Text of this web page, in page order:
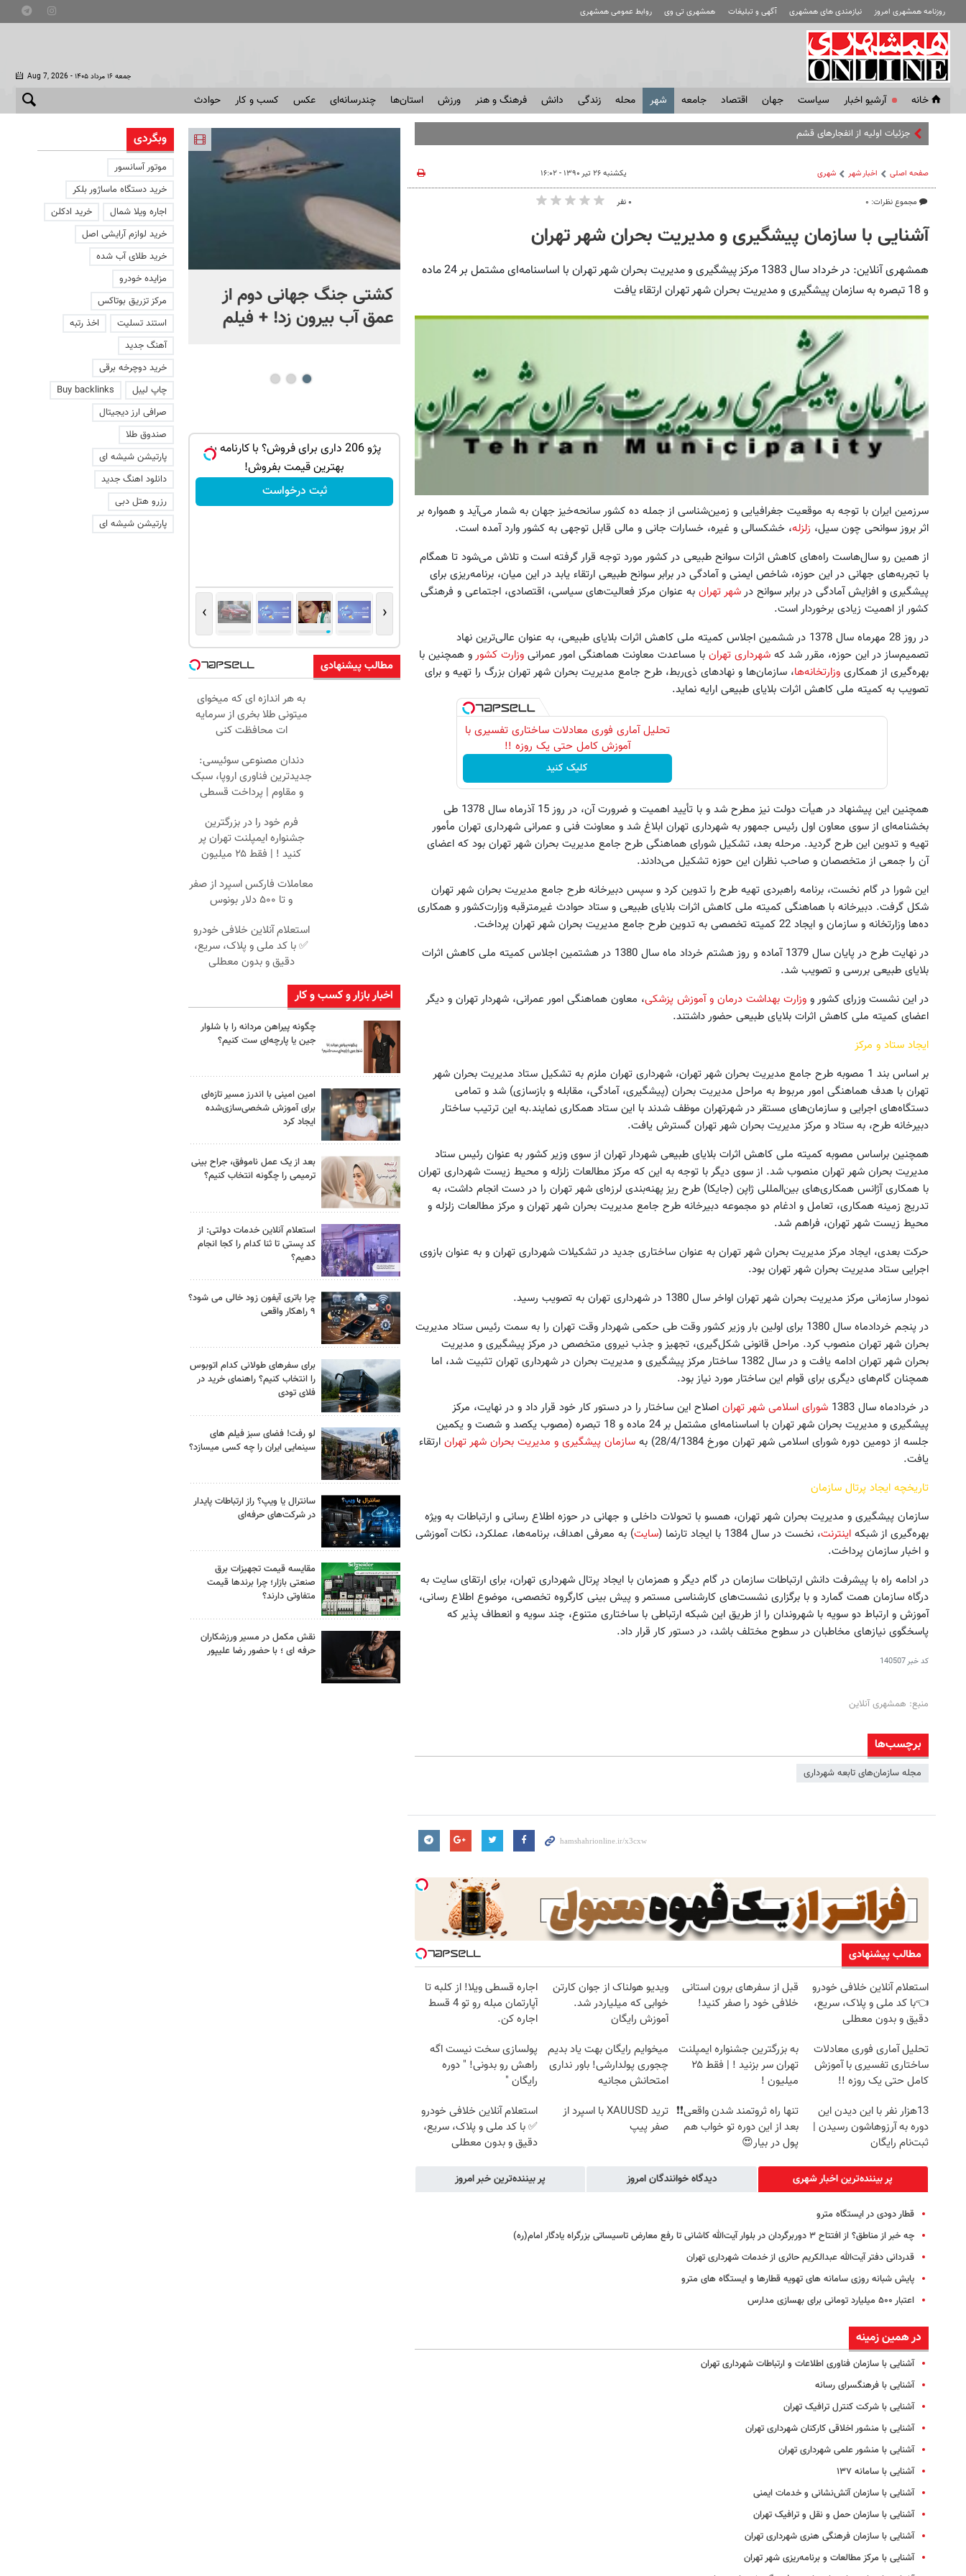
روزنامه همشهری امروز نیازمندی های همشهری آگهی و تبلیغات همشهری تی وی روابط عمومی همشهری
Aug 7, 2026 - جمعه ۱۶ مرداد ۱۴۰۵
خانه آرشیو اخبار سياست جهان اقتصاد جامعه شهر محله زندگی دانش فرهنگ و هنر ورزش استان‌ها چندرسانه‌ای عکس کسب و کار حوادث
جزئیات اولیه از انفجارهای قشم
صفحه اصلی اخبار شهر شهری
مجموع نظرات: ۰
یکشنبه ۲۶ تیر ۱۳۹۰ - ۱۶:۰۲
۰ نفر
آشنایی با سازمان پیشگیری و مدیریت بحران شهر تهران
همشهری آنلاین: در خرداد سال 1383 مرکز پیشگیری و مدیریت بحران شهر تهران با اساسنامه‌ای مشتمل بر 24 ماده
و 18 تبصره به سازمان پیشگیری و مدیریت بحران شهر تهران ارتقاء یافت
سرزمین ایران با توجه به موقعیت جغرافیایی و زمین‌شناسی از جمله ده کشور سانحه‌خیز جهان به شمار می‌آید و همواره بر
اثر بروز سوانحی چون سیل، زلزله، خشکسالی و غیره، خسارات جانی و مالی قابل توجهی به کشور وارد آمده است.
از همین رو سال‌هاست راه‌های کاهش اثرات سوانح طبیعی در کشور مورد توجه قرار گرفته است و تلاش می‌شود تا همگام
با تجربه‌های جهانی در این حوزه، شاخص ایمنی و آمادگی در برابر سوانح طبیعی ارتقاء یابد در این میان، برنامه‌ریزی برای
پیشگیری و افزایش آمادگی در برابر سوانح در شهر تهران به عنوان مرکز فعالیت‌های سیاسی، اقتصادی، اجتماعی و فرهنگی
کشور از اهمیت زیادی برخوردار است.
در روز 28 مهرماه سال 1378 در ششمین اجلاس کمیته ملی کاهش اثرات بلایای طبیعی، به عنوان عالی‌ترین نهاد
تصمیم‌ساز در این حوزه، مقرر شد که شهرداری تهران با مساعدت معاونت هماهنگی امور عمرانی وزارت کشور و همچنین با
بهر‌ه‌گیری از همکاری وزارتخانه‌ها، سازمان‌ها و نهادهای ذی‌ربط، طرح جامع مدیریت بحران شهر تهران بزرگ را تهیه و برای
تصویب به کمیته ملی کاهش اثرات بلایای طبیعی ارایه نماید.
تحلیل آماری فوری معادلات ساختاری تفسیری با
آموزش کامل حتی یک روزه !!
کلیک کنید
همچنین این پیشنهاد در هیأت دولت نیز مطرح شد و با تأیید اهمیت و ضرورت آن، در روز 15 آذرماه سال 1378 طی
بخشنامه‌ای از سوی معاون اول رئیس جمهور به شهرداری تهران ابلاغ شد و معاونت فنی و عمرانی شهرداری تهران مأمور
تهیه و تدوین این طرح گردید. مرحله بعد، تشکیل شورای هماهنگی طرح جامع مدیریت بحران شهر تهران بود که اعضای
آن را جمعی از متخصصان و صاحب نظران این حوزه تشکیل می‌دادند.
این شورا در گام نخست، برنامه راهبردی تهیه طرح را تدوین کرد و سپس دبیرخانه طرح جامع مدیریت بحران شهر تهران
شکل گرفت. دبیرخانه با هماهنگی کمیته ملی کاهش اثرات بلایای طبیعی و ستاد حوادث غیر‌مترقبه وزارت‌کشور و همکاری
ده‌ها وزارتخانه و سازمان و ایجاد 22 کمیته تخصصی به تدوین طرح جامع مدیریت بحران شهر تهران پرداخت.
در نهایت طرح در پایان سال 1379 آماده و روز هشتم خرداد ماه سال 1380 در هشتمین اجلاس کمیته ملی کاهش اثرات
بلایای طبیعی بررسی و تصویب شد.
در این نشست وزرای کشور و وزارت بهداشت درمان و آموزش پزشکی، معاون هماهنگی امور عمرانی، شهردار تهران و دیگر
اعضای کمیته ملی کاهش اثرات بلایای طبیعی حضور داشتند.
ایجاد ستاد و مرکز
بر اساس بند 1 مصوبه طرح جامع مدیریت بحران شهر تهران، شهرداری تهران ملزم به تشکیل ستاد مدیریت بحران شهر
تهران با هدف هماهنگی امور مربوط به مراحل مدیریت بحران (پیشگیری، آمادگی،‌ مقابله و بازسازی) شد و تمامی
دستگاه‌های اجرایی و سازمان‌های مستقر در شهرتهران موظف شدند با این ستاد همکاری نمایند.به این ترتیب ساختار
دبیرخانه طرح، به ستاد و مرکز مدیریت بحران شهر تهران گسترش یافت.
همچنین براساس مصوبه کمیته ملی کاهش اثرات بلایای طبیعی شهردار تهران از سوی وزیر کشور به عنوان رئیس ستاد
مدیریت بحران شهر تهران منصوب شد. از سوی دیگر با توجه به این که مرکز مطالعات زلزله و محیط زیست شهرداری تهران
با همکاری آژانس همکاری‌های بین‌المللی ژاپن (جایکا) طرح ریز پهنه‌بندی لرزه‌ای شهر تهران را در دست انجام داشت، به
تدریج زمینه همکاری، تعامل و ادغام دو مجموعه دبیرخانه طرح جامع مدیریت بحران شهر تهران و مرکز مطالعات زلزله و
محیط زیست شهر تهران، فراهم شد.
حرکت بعدی، ایجاد مرکز مدیریت بحران شهر تهران به عنوان ساختاری جدید در تشکیلات شهرداری تهران و به عنوان بازوی
اجرایی ستاد مدیریت بحران شهر تهران بود.
نمودار سازمانی مرکز مدیریت بحران شهر تهران اواخر سال 1380 در شهرداری تهران به تصویب رسید.
در پنجم خردادماه سال 1380 برای اولین بار وزیر کشور وقت طی حکمی شهردار وقت تهران را به سمت رئیس ستاد مدیریت
بحران شهر تهران منصوب کرد. مراحل قانونی شکل‌گیری، تجهیز و جذب نیروی متخصص در مرکز پیشگیری و مدیریت
بحران شهر تهران ادامه یافت و در سال 1382 ساختار مرکز پیشگیری و مدیریت بحران در شهرداری تهران تثبیت شد، اما
همچنان گام‌های دیگری برای قوام این ساختار مورد نیاز بود.
در خردادماه سال 1383
شورای اسلامی شهر تهران اصلاح این ساختار را در دستور کار خود قرار داد و در نهایت، مرکز
پیشگیری و مدیریت بحران شهر تهران با اساسنامه‌ای مشتمل بر 24 ماده و 18 تبصره (مصوب یکصد و شصت و یکمین
جلسه از دومین دوره شورای اسلامی شهر تهران مورخ 28/4/1384) به
سازمان پیشگیری و مدیریت بحران شهر تهران ارتقاء
یافت.
تاریخچه ایجاد پرتال سازمان
سازمان پیشگیری و مدیریت بحران شهر تهران، همسو با تحولات داخلی و جهانی در حوزه اطلاع رسانی و ارتباطات به ویژه
بهره‌گیری از شبکه اینترنت، نخست در سال 1384 با ایجاد تارنما ( سایت) به معرفی اهداف، برنامه‌ها، عملکرد، نکات آموزشی
و اخبار سازمان پرداخت.
در ادامه راه با پیشرفت دانش ارتباطات سازمان در گام دیگر و همزمان با ایجاد پرتال شهرداری تهران، برای ارتقای سایت به
درگاه سازمان همت گمارد و با برگزاری نشست‌های کارشناسی مستمر و پیش بینی کارگروه تخصصی، موضوع اطلاع رسانی،
آموزش و ارتباط دو سویه با شهروندان را از طریق این شبکه ارتباطی با ساختاری متنوع، چند سویه و انعطاف پذیر که
پاسخگوی نیازهای مخاطبان در سطوح مختلف باشد، در دستور کار قرار داد.
کد خبر140507
منبع: همشهری آنلاین
برچسب‌ها
مجله سازمان‌های تابعه شهرداری
مطالب پیشنهادی
استعلام آنلاین خلافی خودرو
👈با کد ملی و پلاک، سریع،
دقیق و بدون معطلی
قبل از سفرهای برون استانی
خلافی خود را صفر کنید!
ویدیو هولناک از جوان کارتن
خوابی که میلیاردر شد.
آموزش رایگان
اجاره‌ قسطی ویلا! از کلبه تا
آپارتمان مبله رو تو 4 قسط
اجاره کن.
تحلیل آماری فوری معادلات
ساختاری تفسیری با آموزش
کامل حتی یک روزه !!
به بزرگترین جشنواره ایمپلنت
تهران سر بزنید ! | فقط ۲۵
میلیون !
میخوایم رایگان بهت یاد بدیم
چجوری پولدارشی! باور نداری
امتحانش مجانیه
پولسازی سخت نیست اگه
راهش رو بدونی! " دوره
رایگان "
13هزار نفر با این دیدن این
دوره به آرزوهاشون رسیدن |
ثبت‌‌نام رایگان
تنها راه ثروتمند شدن واقعی❗❗
بعد از این دوره تو خواب هم
پول در بیار😍
ترید XAUUSD با اسپرد از
صفر پیپ
استعلام آنلاین خلافی خودرو
✅ با کد ملی و پلاک، سریع،
دقیق و بدون معطلی
پر بیننده‌ترین اخبار شهری دیدگاه خوانندگان امروز پر بیننده‌ترین خبر امروز
قطار دودی در ایستگاه مترو
چه خبر از مناطق؟ از افتتاح ۳ دوربرگردان‌ در بلوار آیت‌الله کاشانی تا رفع معارض تاسیساتی بزرگراه یادگار امام(ره)
قدردانی دفتر آیت‌الله عبدالکریم حائری از خدمات شهرداری تهران
پایش شبانه روزی سامانه های تهویه قطارها و ایستگاه های مترو
اعتبار ۵۰۰ میلیارد تومانی برای بهسازی مدارس
در همین زمینه
آشنایی با سازمان فناوری اطلاعات و ارتباطات شهرداری تهران
آشنایی با فرهنگسرای رسانه
آشنایی با شرکت کنترل ترافیک تهران
آشنایی با منشور اخلاقی کارکنان شهرداری تهران
آشنایی با منشور علمی شهرداری تهران
آشنایی با سامانه ۱۳۷
آشنایی با سازمان آتش‌نشانی و خدمات ایمنی
آشنایی با سازمان حمل و نقل و ترافیک تهران
آشنایی با سازمان فرهنگی هنری شهرداری تهران
آشنایی با مرکز مطالعات و برنامه‌ریزی شهر تهران
خارج شد...
کشتی‌ جنگ جهانی دوم از
عمق آب بیرون زد! + فیلم
افشای اطلاعات برای ترور
بارون ترامپ | ماجرای قرار
عاشقانه با یک زن
جمع بازاریابان بیمه سامان بپیوندید و
تکمیل فرم
برای اولین بار در ایران🇮🇷 این دکتر کرم
کلیک کن!
فرصت ویژه‼️ استخدام بیمه سامان با حقوق
تکمیل فرم
پژو 206 داری برای فروش؟ با کارنامه به
بهترین قیمت بفروش!
ثبت درخواست
‹
›
مطالب پیشنهادی
به هر اندازه ای که میخوای
میتونی طلا بخری از سرمایه
ات محافظت کنی
دندان مصنوعی سوئیسی:
جدیدترین فناوری اروپا، سبک
و مقاوم | پرداخت قسطی
فرم خود را در بزرگترین
جشنواره ایمپلنت تهران پر
کنید ! | فقط ۲۵ میلیون
معاملات فارکس اسپرد از صفر
و تا ۵۰۰ دلار بونوس
استعلام آنلاین خلافی خودرو
✅ با کد ملی و پلاک، سریع،
دقیق و بدون معطلی
اخبار بازار و کسب و کار
چگونه پیراهن مردانه را با شلوار
جین یا پارچه‌ای ست کنیم؟
امین امینی با اندرز مسیر تازه‌ای
برای آموزش شخصی‌سازی‌شده
ایجاد کرد
بعد از یک عمل ناموفق، جراح بینی
ترمیمی را چگونه انتخاب کنیم؟
استعلام آنلاین خدمات دولتی: از
کد پستی تا ثنا کدام را کجا انجام
دهیم؟
چرا باتری آیفون زود خالی می شود؟
۹ راهکار واقعی
برای سفرهای طولانی کدام اتوبوس
را انتخاب کنیم؟ راهنمای خرید در
فلای تودی
لو رفت! فضای سبز فیلم های
سینمایی ایران را چه کسی میسازد؟
سانترال یا ویپ؟ راز ارتباطات پایدار
در شرکت‌های حرفه‌ای
مقایسه قیمت تجهیزات برق
صنعتی بازار؛ چرا برندها قیمت
متفاوتی دارند؟
نقش مکمل در مسیر ورزشکاران
حرفه ای ؛ با حضور رضا علیپور
وبگردی
موتور آسانسور
خرید دستگاه ماساژور بلکر
اجاره ویلا شمال
خرید ادکلن
خرید لوازم آرایشی اصل
خرید طلای آب شده
مزایده خودرو
مرکز تزریق بوتاکس
استند تسلیت
اخذ رتبه
آهنگ جدید
خرید دوچرخه برقی
چاپ لیبل
Buy backlinks
صرافی ارز دیجیتال
صندوق طلا
پارتیشن شیشه ای
دانلود اهنگ جدید
رزرو هتل دبی
پارتیشن شیشه ای